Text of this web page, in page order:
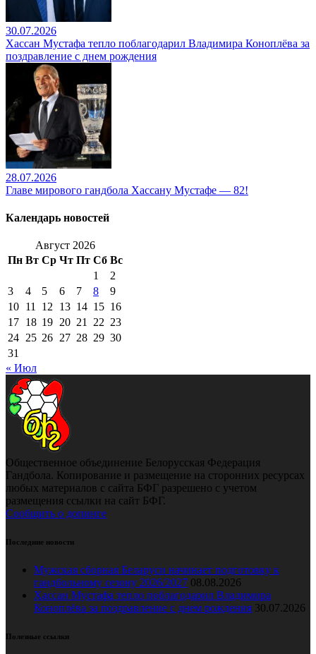
30.07.2026
Хассан Мустафа тепло поблагодарил Владимира Коноплёва за
поздравление с днем рождения
28.07.2026
Главе мирового гандбола Хассану Мустафе — 82!
Календарь новостей
Август 2026
Пн Вт Ср Чт Пт Сб Вс
1
2
3
4 5 6 7 8
9
10 11 12 13 14 15 16
17 18 19 20 21 22 23
24 25 26 27 28 29 30
31
« Июл
Общественное объединение Белорусская Федерация
Гандбола. Копирование и размещение на сторонних ресурсах
любых материалов с сайта БФГ разрешено с учетом
размещения ссылки на сайт БФГ.
Сообщить о допинге
Последние новости
Мужская сборная Беларуси начинает подготовку к
гандбольному сезону 2026/2027 08.08.2026
Хассан Мустафа тепло поблагодарил Владимира
Коноплёва за поздравление с днем рождения 30.07.2026
Полезные ссылки